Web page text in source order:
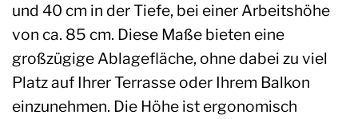
und 40 cm in der Tiefe, bei einer Arbeitshöhe
von ca. 85 cm. Diese Maße bieten eine
großzügige Ablagefläche, ohne dabei zu viel
Platz auf Ihrer Terrasse oder Ihrem Balkon
einzunehmen. Die Höhe ist ergonomisch